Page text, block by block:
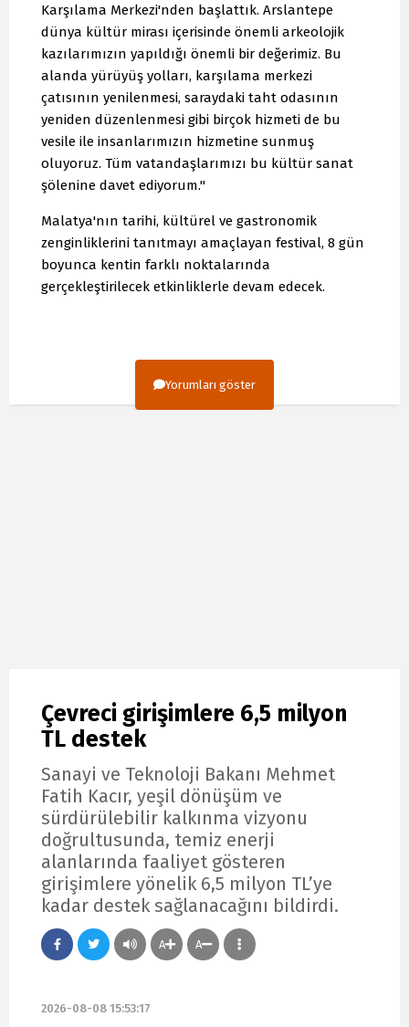
Karşılama Merkezi'nden başlattık. Arslantepe
dünya kültür mirası içerisinde önemli arkeolojik
kazılarımızın yapıldığı önemli bir değerimiz. Bu
alanda yürüyüş yolları, karşılama merkezi
çatısının yenilenmesi, saraydaki taht odasının
yeniden düzenlenmesi gibi birçok hizmeti de bu
vesile ile insanlarımızın hizmetine sunmuş
oluyoruz. Tüm vatandaşlarımızı bu kültür sanat
şölenine davet ediyorum."
Malatya'nın tarihi, kültürel ve gastronomik
zenginliklerini tanıtmayı amaçlayan festival, 8 gün
boyunca kentin farklı noktalarında
gerçekleştirilecek etkinliklerle devam edecek.
Yorumları göster
Çevreci girişimlere 6,5 milyon
TL destek
Sanayi ve Teknoloji Bakanı Mehmet
Fatih Kacır, yeşil dönüşüm ve
sürdürülebilir kalkınma vizyonu
doğrultusunda, temiz enerji
alanlarında faaliyet gösteren
girişimlere yönelik 6,5 milyon TL’ye
kadar destek sağlanacağını bildirdi.
A A
2026-08-08 15:53:17